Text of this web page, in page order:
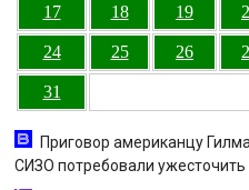
17 18 19
24 25 26
31
Приговор американцу
СИЗО потребовали ужесточить